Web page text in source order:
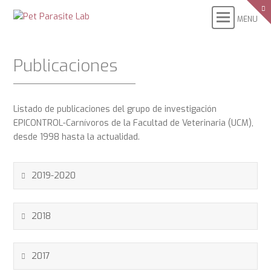
Publicaciones
Listado de publicaciones del grupo de investigación
EPICONTROL-Carnívoros de la Facultad de Veterinaria (UCM),
desde 1998 hasta la actualidad.
2019-2020
2018
2017